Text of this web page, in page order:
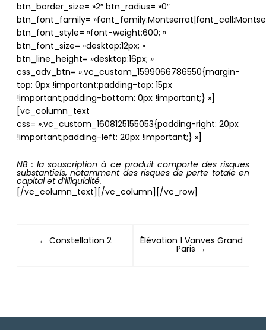
btn_border_size= »2″ btn_radius= »0″
btn_font_family=
btn_font_style= »font-weight:600; »
btn_font_size= »desktop:12px; »
btn_line_height= »desktop:16px; »
css_adv_btn= ».vc_custom_1599066786550{margin-
top: 0px !important;padding-top: 15px
!important;padding-bottom: 0px !important;} »]
[vc_column_text
css= ».vc_custom_1608125155053{padding-right: 20px
!important;padding-left: 20px !important;} »]
NB : la souscription à ce produit comporte des risques
substantiels, notamment des risques de perte totale en
capital et d’illiquidité.
[/vc_column_text][/vc_column][/vc_row]
← Constellation 2
Élévation 1 Vanves Grand
Paris →